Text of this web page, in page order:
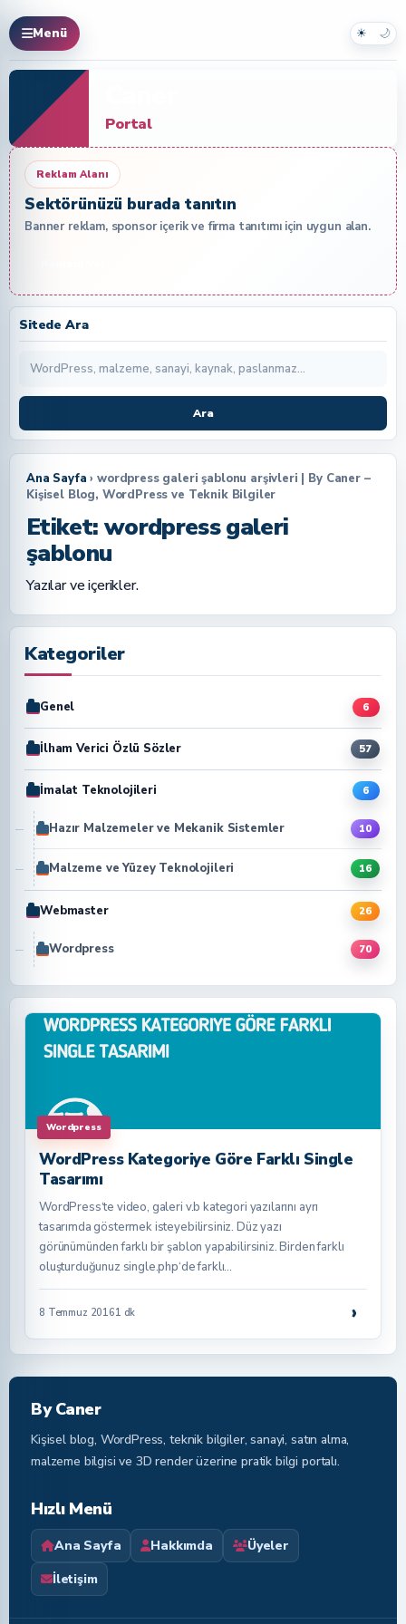
Menü ☀ 🌙
Portal
Reklam Alanı
Sektörünüzü burada tanıtın
Banner reklam, sponsor içerik ve firma tanıtımı için uygun alan.
Sitede Ara
Ara
Ana Sayfa › wordpress galeri şablonu arşivleri | By Caner –
Kişisel Blog, WordPress ve Teknik Bilgiler
Etiket:wordpress galeri
şablonu
Yazılar ve içerikler.
Kategoriler
Genel 6
İlham Verici Özlü Sözler 57
İmalat Teknolojileri 6
Hazır Malzemeler ve Mekanik Sistemler 10
Malzeme ve Yüzey Teknolojileri 16
Webmaster 26
Wordpress 70
Wordpress
WordPress Kategoriye Göre Farklı Single
Tasarımı
WordPress‘te video, galeri v.b kategori yazılarını ayrı
tasarımda göstermek isteyebilirsiniz. Düz yazı
görünümünden farklı bir şablon yapabilirsiniz. Birden farklı
oluşturduğunuz single.php‘de farklı…
8 Temmuz 20161 dk ›
By Caner
Kişisel blog, WordPress, teknik bilgiler, sanayi, satın alma,
malzeme bilgisi ve 3D render üzerine pratik bilgi portalı.
Hızlı Menü
Ana Sayfa Hakkımda
Üyeler
İletişim